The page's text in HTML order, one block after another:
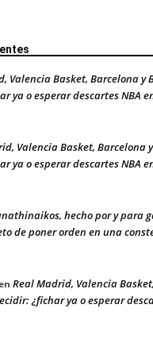
Valencia Basket, Barcelona y
ya o esperar descartes NBA
Valencia Basket, Barcelona
ya o esperar descartes NBA
hecho por y para
de poner orden en una
Real Madrid, Valencia
¿fichar ya o esperar